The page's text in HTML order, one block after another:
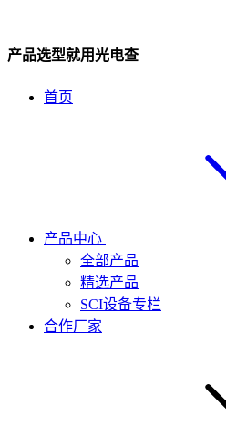
产品选型就用光电查
首页
产品中心
全部产品
精选产品
SCI设备专栏
合作厂家